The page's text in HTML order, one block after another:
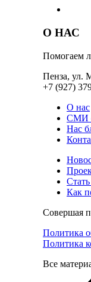
О НАС
Помогаем
Пенза, ул.
+7 (927)
О нас
СМИ
Нас
Как
Совершая
Политика
Политика
Все